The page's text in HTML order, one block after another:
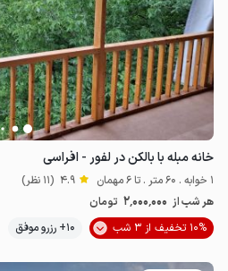
خانه مبله با بالکن در لفور - افراسی
1 خوابه . 60 متر . تا 6 مهمان 4.9 (11 نظر)
هر شب از 2٬000٬000 تومان
10% تخفیف از 3 شب
10+ رزرو موفق